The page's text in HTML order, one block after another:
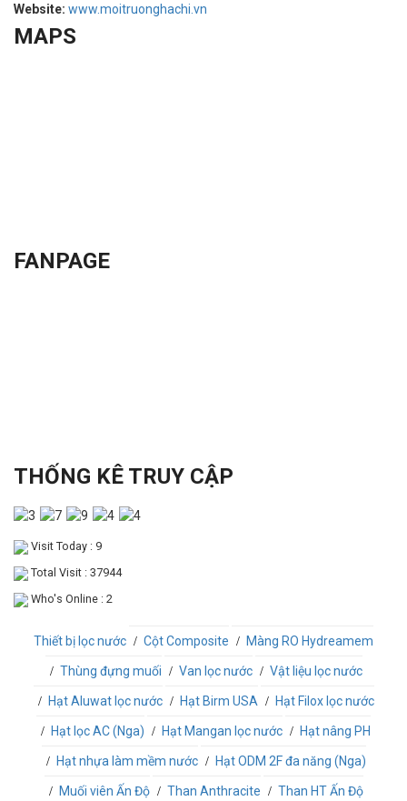
Website: www.moitruonghachi.vn
MAPS
FANPAGE
THỐNG KÊ TRUY CẬP
Visit Today : 9
Total Visit : 37944
Who's Online : 2
Thiết bị lọc nước Cột Composite Màng RO Hydreamem
Thùng đựng muối Van lọc nước Vật liệu lọc nước
Hạt Aluwat lọc nước Hạt Birm USA Hạt Filox lọc nước
Hạt lọc AC (Nga) Hạt Mangan lọc nước Hạt nâng PH
Hạt nhựa làm mềm nước Hạt ODM 2F đa năng (Nga)
Muối viên Ấn Độ Than Anthracite Than HT Ấn Độ